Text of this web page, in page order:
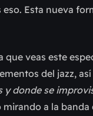
Esta nueva
veas este
del jazz,
donde se
a la